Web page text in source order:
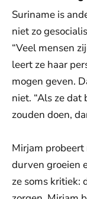
Suriname is
niet zo
“Veel mensen
leert ze haar
mogen geven.
niet. “Als ze
zouden doen,
Mirjam
durven groeien
ze soms kritiek: